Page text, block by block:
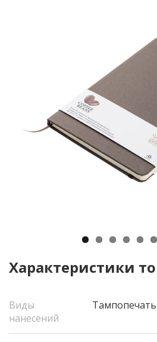
Характеристики
Виды
нанесений